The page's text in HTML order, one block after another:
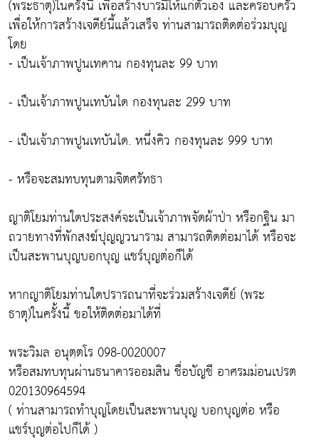
(พระธาตุ)ในครั้งนี้ เพื่อสร้างบารมีให้แก่ตัวเอง และครอบครัว
เพื่อให้การสร้างเจดีย์นี้แล้วเสร็จ ท่านสามารถติดต่อร่วมบุญ
โดย
⁃ เป็นเจ้าภาพปูนเทคาน กองทุนละ 99 บาท
- เป็นเจ้าภาพปูนเทบันได กองทุนละ 299 บาท
- เป็นเจ้าภาพปูนเทบันได. หนึ่งคิว กองทุนละ 999 บาท
- หรือจะสมทบทุนตามจิตศรัทธา
ญาติโยมท่านใดประสงค์จะเป็นเจ้าภาพจัดผ้าป่า หรือกฐิน มา
ถวายทางที่พักสงฆ์ปุญญวนาราม สามารถติดต่อมาได้ หรือจะ
เป็นสะพานบุญบอกบุญ แชร์บุญต่อก็ได้
หากญาติโยมท่านใดปรารถนาที่จะร่วมสร้างเจดีย์ (พระ
ธาตุ)ในครั้งนี้ ขอให้ติดต่อมาได้ที่
พระวิมล อนุตฺตโร 098-0020007
หรือสมทบทุนผ่านธนาคารออมสิน ชื่อบัญชี อาศรมม่อนเปรต
020130964594
( ท่านสามารถทำบุญโดยเป็นสะพานบุญ บอกบุญต่อ หรือ
แชร์บุญต่อไปก็ได้ )